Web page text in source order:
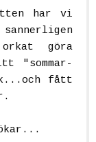
har vi
göra
"sommar-
fått